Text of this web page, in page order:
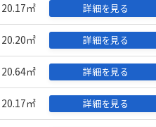
20.17㎡ 詳細を見る
20.20㎡ 詳細を見る
20.64㎡ 詳細を見る
20.17㎡ 詳細を見る